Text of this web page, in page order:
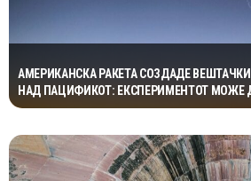
АМЕРИКАНСКА РАКЕТА СОЗДАДЕ
НАД ПАЦИФИКОТ: ЕКСПЕРИМЕНТОТ МОЖЕ
ЗАШТИТАТА НА САТЕЛИТИТЕ